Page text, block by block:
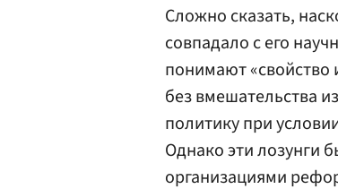
Сложно сказать,
совпадало с его
понимают «свойство
без вмешательства
политику при
Однако эти лозунги
организациями